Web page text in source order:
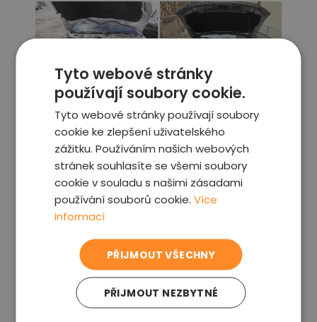
Tyto webové stránky
používají soubory cookie.
Tyto webové stránky používají soubory
cookie ke zlepšení uživatelského
zážitku. Používáním našich webových
stránek souhlasíte se všemi soubory
cookie v souladu s našimi zásadami
používání souborů cookie.Více
informací
PŘIJMOUT VŠECHNY
PŘIJMOUT NEZBYTNÉ